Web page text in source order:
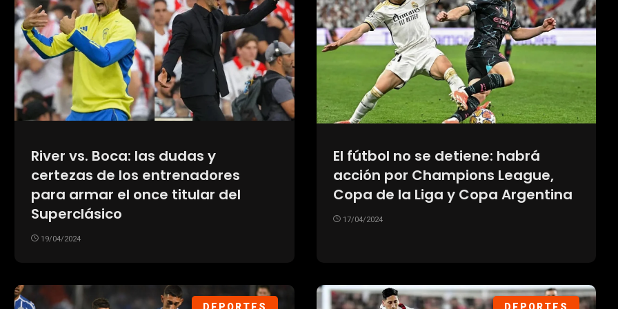
River vs. Boca: las dudas y
certezas de los entrenadores
para armar el once titular del
Superclásico
19/04/2024
El fútbol no se detiene: habrá
acción por Champions League,
Copa de la Liga y Copa Argentina
17/04/2024
DEPORTES DEPORTES